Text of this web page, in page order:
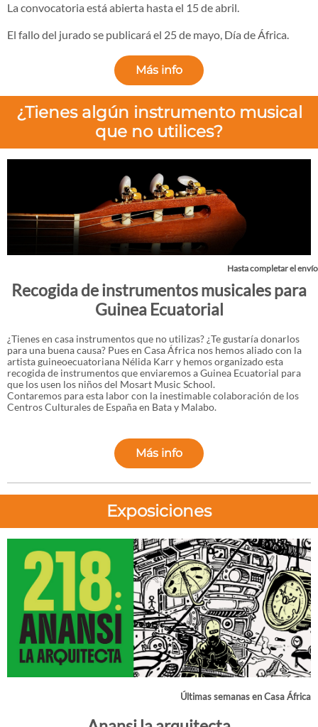
La convocatoria está abierta hasta el 15 de abril.
El fallo del jurado se publicará el 25 de mayo, Día de África.
Más info
¿Tienes algún instrumento musical
que no utilices?
Hasta completar el envío
Recogida de instrumentos musicales para
Guinea Ecuatorial
¿Tienes en casa instrumentos que no utilizas? ¿Te gustaría donarlos
para una buena causa? Pues en Casa África nos hemos aliado con la
artista guineoecuatoriana Nélida Karr y hemos organizado esta
recogida de instrumentos que enviaremos a Guinea Ecuatorial para
que los usen los niños del Mosart Music School.
Contaremos para esta labor con la inestimable colaboración de los
Centros Culturales de España en Bata y Malabo.
Más info
Exposiciones
Últimas semanas en Casa África